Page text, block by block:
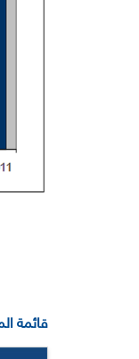
قائمة